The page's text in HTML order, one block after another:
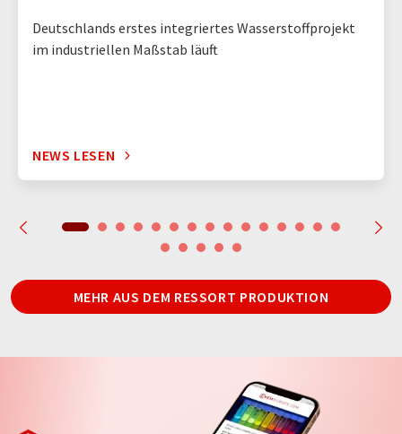
Deutschlands erstes integriertes Wasserstoffprojekt
im industriellen Maßstab läuft
NEWS LESEN
MEHR AUS DEM RESSORT PRODUKTION